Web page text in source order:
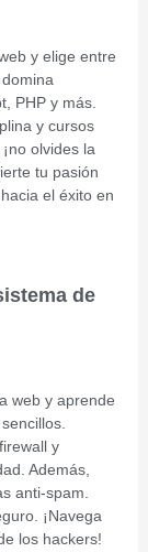
y elige entre
PHP y más.
y cursos
olvides la
tu pasión
el éxito en
de
web y aprende
y
Además,
anti-spam.
¡Navega
los hackers!